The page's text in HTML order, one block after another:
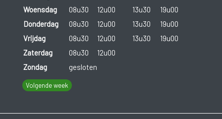
Woensdag
08u30 12u00 13u30
19u00
Donderdag
08u30 12u00 13u30
19u00
Vrijdag
08u30 12u00 13u30
19u00
Zaterdag
08u30
12u00
Zondag
gesloten
Volgende week